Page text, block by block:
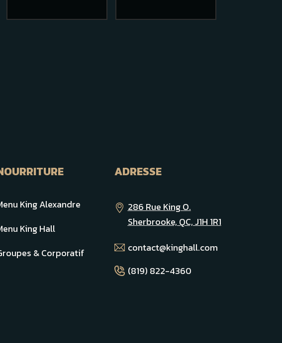
King Alexandre
King Hall
& Corporatif
ADRESSE
286 Rue King O.
Sherbrooke, QC, J1H 1R1
contact@kinghall.com
(819) 822-4360